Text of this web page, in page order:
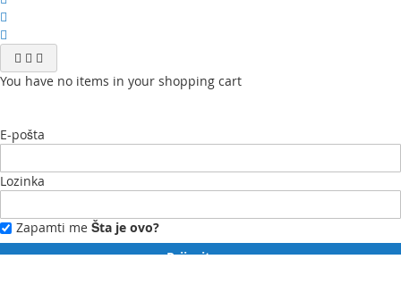
You have no items in your shopping cart
E-pošta
Lozinka
Zapamti me Šta je ovo?
Prijavite se